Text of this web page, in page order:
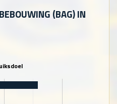
(BAG) IN